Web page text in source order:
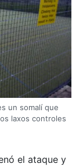
un somalí que
laxos controles
el ataque y